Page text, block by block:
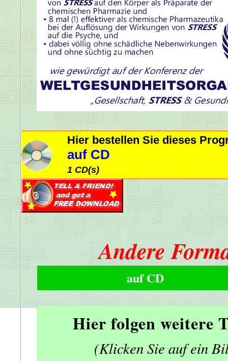
Hier bestellen Sie dieses
auf CD
1 CD(s)
Andere
auf CD
Hier folgen weitere
(Klicken Sie auf ein